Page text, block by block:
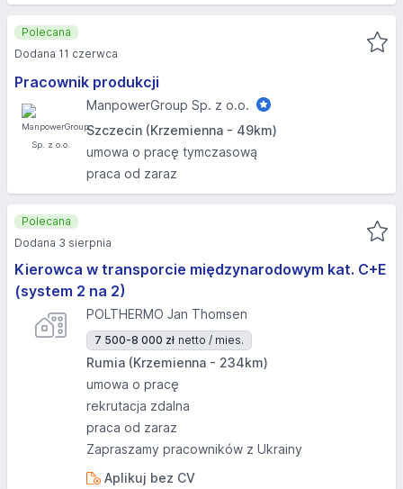
Pracownik produkcji
ManpowerGroup Sp. z o.o.
Szczecin (Krzemienna - 49km)
umowa o pracę tymczasową
praca od zaraz
Polecana
Dodana 11 czerwca
Kierowca w transporcie międzynarodowym kat. C+E
(system 2 na 2)
POLTHERMO Jan Thomsen
7 500-8 000 zł netto / mies.
Rumia (Krzemienna - 234km)
umowa o pracę
rekrutacja zdalna
praca od zaraz
Zapraszamy pracowników z Ukrainy
Aplikuj bez CV
Polecana
Dodana 3 sierpnia